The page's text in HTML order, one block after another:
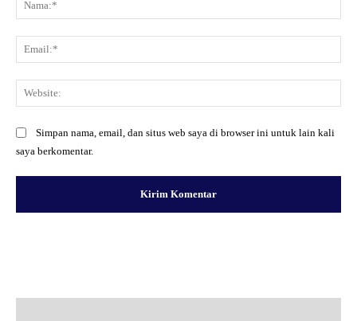
Simpan nama, email, dan situs web saya di browser ini untuk lain kali
saya berkomentar.